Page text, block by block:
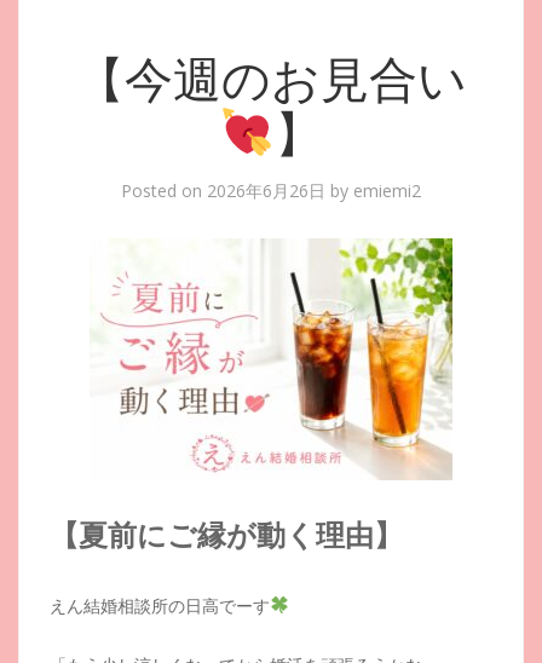
【今週のお見合い
】
Posted on 2026年6月26日 by emiemi2
【夏前にご縁が動く理由】
えん結婚相談所の日高でーす